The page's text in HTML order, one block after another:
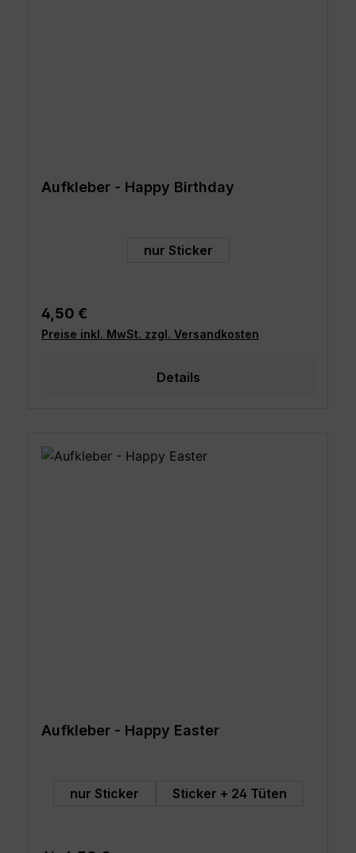
Aufkleber - Happy Birthday
auswählennur Sticker
Regulärer Preis:
4,50 €
Preise inkl. MwSt. zzgl. Versandkosten
Details
Aufkleber - Happy Easter
auswählen
nur Sticker Sticker + 24 Tüten